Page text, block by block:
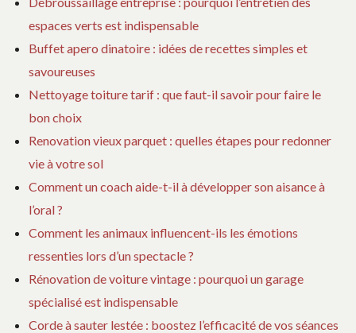
espaces verts est indispensable
Buffet apero dinatoire : idées de recettes simples et
savoureuses
Nettoyage toiture tarif : que faut-il savoir pour faire le
bon choix
Renovation vieux parquet : quelles étapes pour redonner
vie à votre sol
Comment un coach aide-t-il à développer son aisance à
l’oral ?
Comment les animaux influencent-ils les émotions
ressenties lors d’un spectacle ?
Rénovation de voiture vintage : pourquoi un garage
spécialisé est indispensable
Corde à sauter lestée : boostez l’efficacité de vos séances